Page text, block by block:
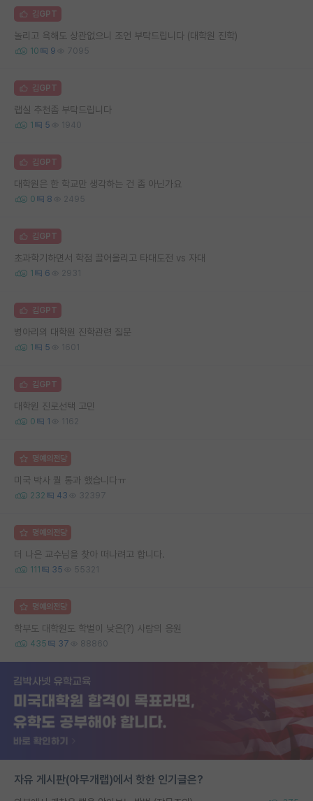
김GPT
놀리고 욕해도 상관없으니 조언 부탁드립니다 (대학원 진학)
10 9 7095
김GPT
랩실 추천좀 부탁드립니다
1 5 1940
김GPT
대학원은 한 학교만 생각하는 건 좀 아닌가요
0 8 2495
김GPT
초과학기하면서 학점 끌어올리고 타대도전 vs 자대
1 6 2931
김GPT
병아리의 대학원 진학관련 질문
1 5 1601
김GPT
대학원 진로선택 고민
0 1 1162
명예의전당
미국 박사 퀄 통과 했습니다ㅠ
232 43 32397
명예의전당
더 나은 교수님을 찾아 떠나려고 합니다.
111 35 55321
명예의전당
학부도 대학원도 학벌이 낮은(?) 사람의 응원
435 37 88860
자유 게시판(아무개랩)에서 핫한 인기글은?